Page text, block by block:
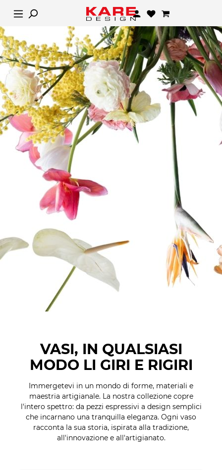
VASI, IN QUALSIASI
MODO LI GIRI E RIGIRI
Immergetevi in un mondo di forme, materiali e
maestria artigianale. La nostra collezione copre
l'intero spettro: da pezzi espressivi a design semplici
che incarnano una tranquilla eleganza. Ogni vaso
racconta la sua storia, ispirata alla tradizione,
all'innovazione e all'artigianato.